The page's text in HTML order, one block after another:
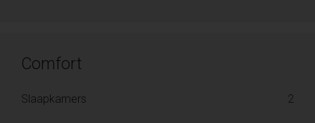
Comfort
Slaapkamers 2